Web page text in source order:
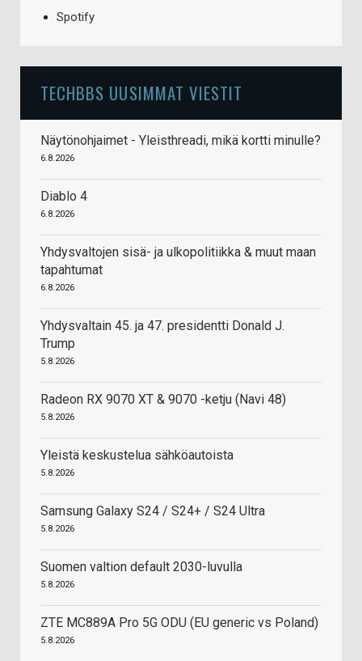
Spotify
TECHBBS UUSIMMAT VIESTIT
Näytönohjaimet - Yleisthreadi, mikä kortti minulle?
6.8.2026
Diablo 4
6.8.2026
Yhdysvaltojen sisä- ja ulkopolitiikka & muut maan
tapahtumat
6.8.2026
Yhdysvaltain 45. ja 47. presidentti Donald J.
Trump
5.8.2026
Radeon RX 9070 XT & 9070 -ketju (Navi 48)
5.8.2026
Yleistä keskustelua sähköautoista
5.8.2026
Samsung Galaxy S24 / S24+ / S24 Ultra
5.8.2026
Suomen valtion default 2030-luvulla
5.8.2026
ZTE MC889A Pro 5G ODU (EU generic vs Poland)
5.8.2026